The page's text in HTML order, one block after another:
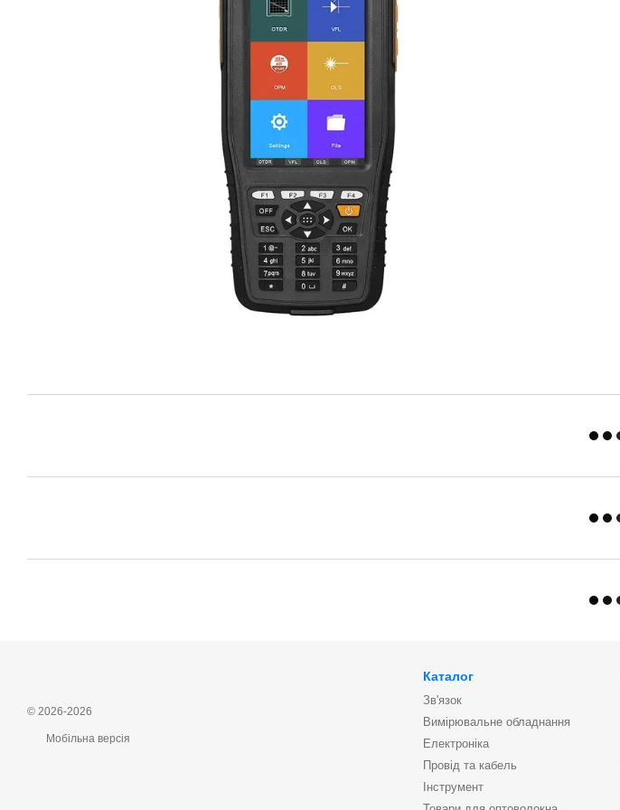
© 2026-2026
Мобільна версія
Каталог
Зв'язок
Вимірювальне обладнання
Електроніка
Провід та кабель
Інструмент